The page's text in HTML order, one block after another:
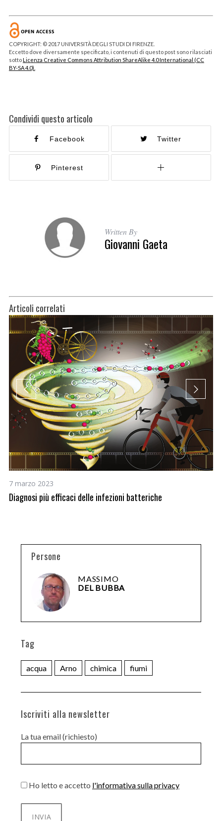
COPYRIGHT: © 2017 UNIVERSITÀ DEGLI STUDI DI FIRENZE.
Eccetto dove diversamente specificato, i contenuti di questo post sono rilasciati
sottoLicenza Creative Commons Attribution ShareAlike 4.0 International (CC
BY-SA 4.0).
Condividi questo articolo
Facebook Twitter
Pinterest
Written By
Giovanni Gaeta
Articoli correlati
7 marzo 2023
Diagnosi più efficaci delle infezioni batteriche
Persone
MASSIMO
DEL BUBBA
Tag
acqua Arno chimica fiumi
Iscriviti alla newsletter
La tua email (richiesto)
Ho letto e accetto l'informativa sulla privacy